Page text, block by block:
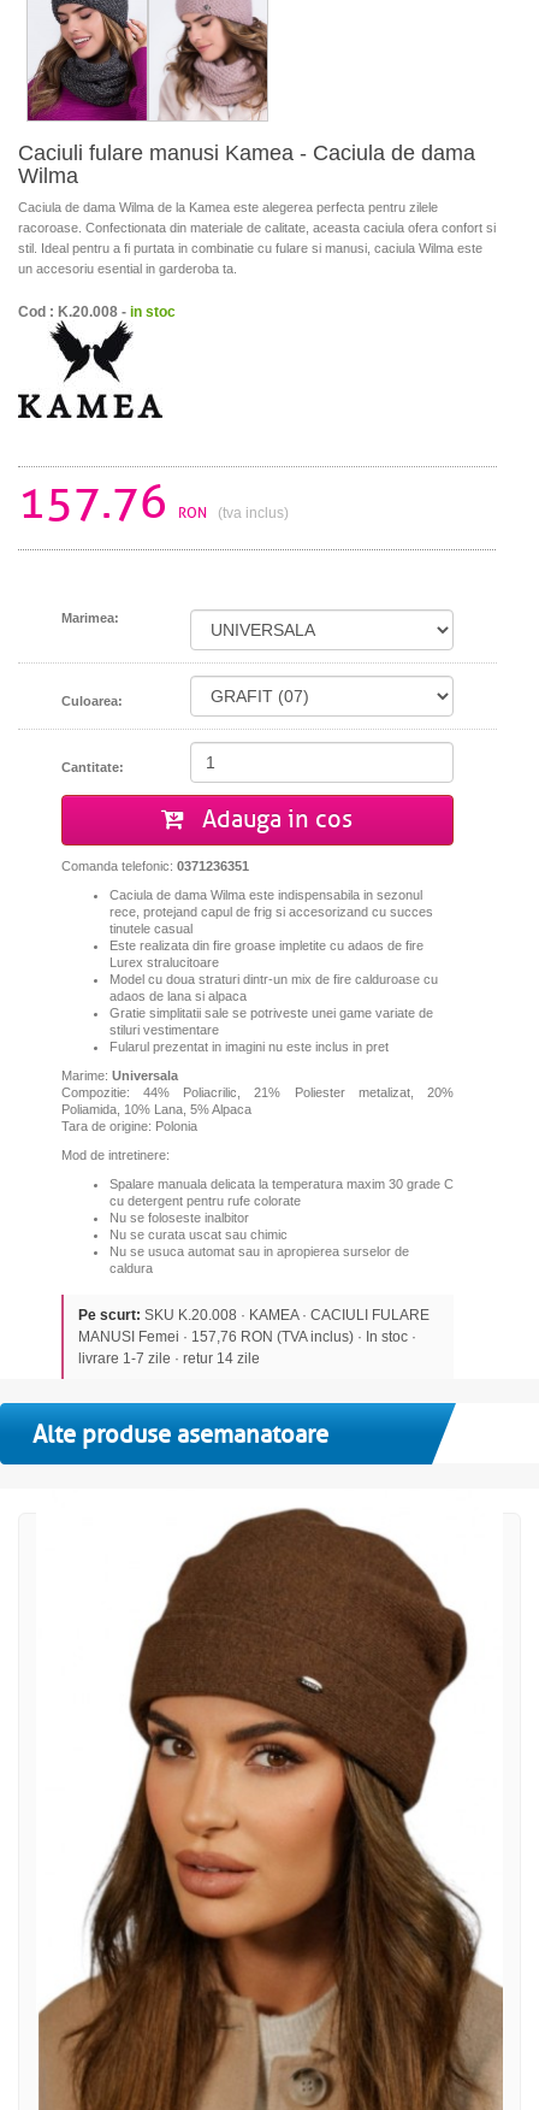
Caciuli fulare manusi Kamea - Caciula de dama
Wilma
Caciula de dama Wilma de la Kamea este alegerea perfecta pentru zilele
racoroase. Confectionata din materiale de calitate, aceasta caciula ofera confort si
stil. Ideal pentru a fi purtata in combinatie cu fulare si manusi, caciula Wilma este
un accesoriu esential in garderoba ta.
Cod : K.20.008 - in stoc
157.76 RON (tva inclus)
Marimea:
Culoarea:
Cantitate:
Adauga in cos
Comanda telefonic: 0371236351
Caciula de dama Wilma este indispensabila in sezonul
rece, protejand capul de frig si accesorizand cu succes
tinutele casual
Este realizata din fire groase impletite cu adaos de fire
Lurex stralucitoare
Model cu doua straturi dintr-un mix de fire calduroase cu
adaos de lana si alpaca
Gratie simplitatii sale se potriveste unei game variate de
stiluri vestimentare
Fularul prezentat in imagini nu este inclus in pret
Marime: Universala
Compozitie: 44% Poliacrilic, 21% Poliester metalizat, 20%
Poliamida, 10% Lana, 5% Alpaca
Tara de origine: Polonia
Mod de intretinere:
Spalare manuala delicata la temperatura maxim 30 grade C
cu detergent pentru rufe colorate
Nu se foloseste inalbitor
Nu se curata uscat sau chimic
Nu se usuca automat sau in apropierea surselor de
caldura
Pe scurt: SKU K.20.008 · KAMEA · CACIULI FULARE
MANUSI Femei · 157,76 RON (TVA inclus) · In stoc ·
livrare 1-7 zile · retur 14 zile
Alte produse asemanatoare